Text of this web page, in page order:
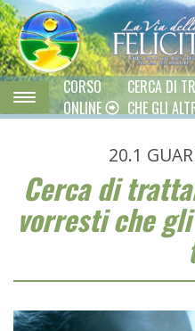
CORSO
ONLINE
CERCA DI
CHE GLI
20.1
Cerca di
vorresti che